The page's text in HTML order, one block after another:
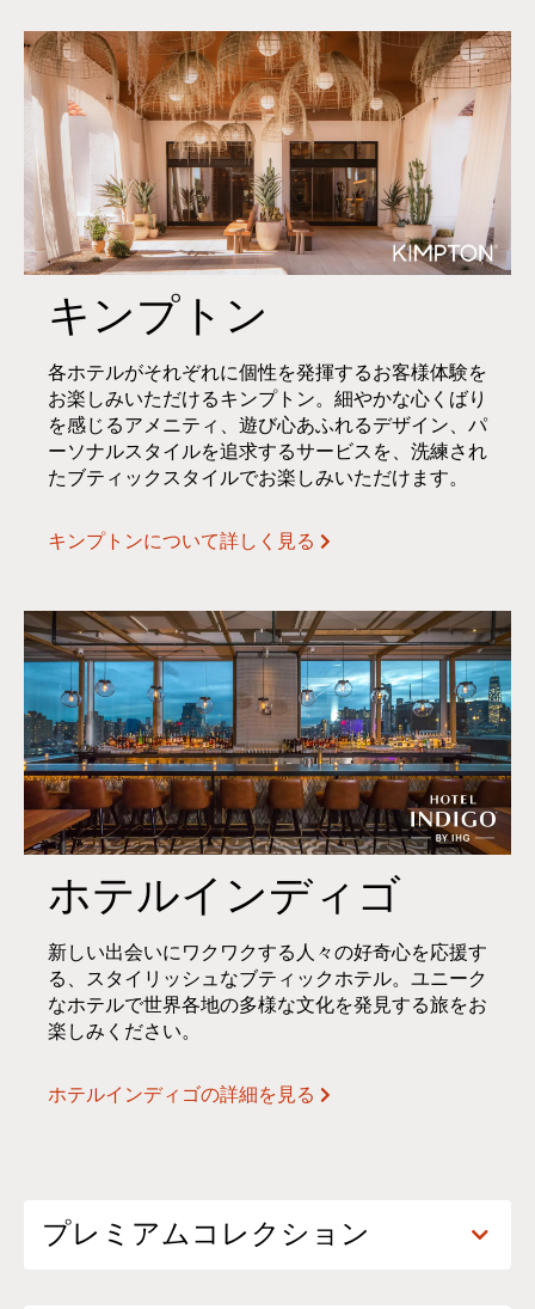
キンプトン
各ホテルがそれぞれに個性を発揮するお客様体験を
お楽しみいただけるキンプトン。細やかな心くばり
を感じるアメニティ、遊び心あふれるデザイン、パ
ーソナルスタイルを追求するサービスを、洗練され
たブティックスタイルでお楽しみいただけます。
キンプトンについて詳しく見る
ホテルインディゴ
新しい出会いにワクワクする人々の好奇心を応援す
る、スタイリッシュなブティックホテル。ユニーク
なホテルで世界各地の多様な文化を発見する旅をお
楽しみください。
ホテルインディゴの詳細を見る